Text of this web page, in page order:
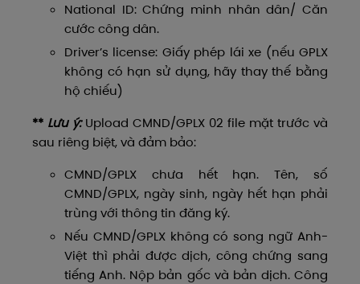
National ID: Chứng minh nhân dân/ Căn
cước công dân.
Driver’s license: Giấy phép lái xe (nếu GPLX
không có hạn sử dụng, hãy thay thế bằng
hộ chiếu)
** Lưu ý:Upload CMND/GPLX 02 file mặt trước và
sau riêng biệt, và đảm bảo:
CMND/GPLX chưa hết hạn. Tên, số
CMND/GPLX, ngày sinh, ngày hết hạn phải
trùng với thông tin đăng ký.
Nếu CMND/GPLX không có song ngữ Anh-
Việt thì phải được dịch, công chứng sang
tiếng Anh. Nộp bản gốc và bản dịch. Công